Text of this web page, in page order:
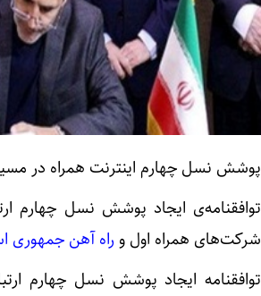
پوشش نسل چهارم اینترنت همراه در
توافقنامه‌ی ایجاد پوشش نسل چهارم
شرکت‌های همراه اول و راه آهن جمهوری
توافقنامه‌ ایجاد پوشش نسل چهارم